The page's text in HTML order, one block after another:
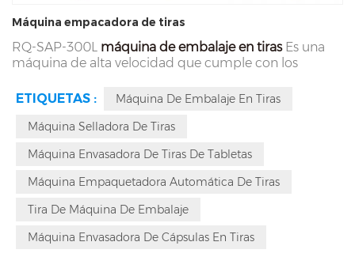
Máquina empacadora de tiras
RQ-SAP-300L máquina de embalaje en tiras Es una
máquina de alta velocidad que cumple con los
resistencia a la humedad, portabilidad y control de
costos en el envasado de medicamentos. La
tecnología principal de esta máquina de envasado en
del medicamento por presión, desviación de la
y perforación asincrónicas. La SAP-300L es adecuada
para el envasado de aluminio de tabletas, cápsulas,
píldoras y otros productos, y cumple con las normas
cGMP.
ETIQUETAS :
Máquina De Embalaje En Tiras
Máquina Selladora De Tiras
Máquina Envasadora De Tiras De Tabletas
Máquina Empaquetadora Automática De Tiras
Tira De Máquina De Embalaje
Máquina Envasadora De Cápsulas En Tiras